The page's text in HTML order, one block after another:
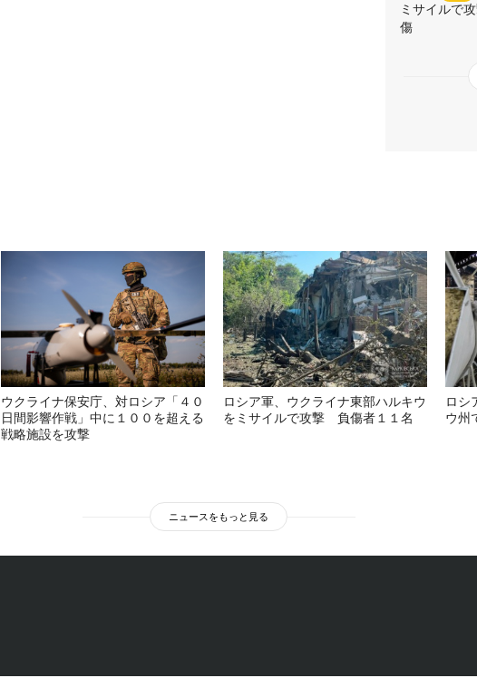
ミサイルで
傷
ウクライナ保安庁、対ロシア「４０
日間影響作戦」中に１００を超える
戦略施設を攻撃
ロシア軍、ウクライナ東部ハルキウ
をミサイルで攻撃 負傷者１１名
ロシ
ウ州
ニュースをもっと見る